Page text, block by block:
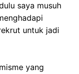
saya musuh
untuk jadi
yang